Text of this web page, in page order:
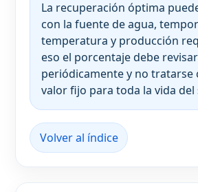
La recuperación óptima
con la fuente de agua,
temperatura y producción
eso el porcentaje debe
periódicamente y no tratarse
valor fijo para toda la vida del
Volver al índice